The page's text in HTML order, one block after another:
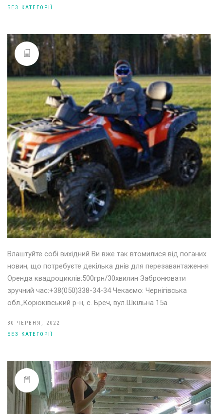
БЕЗ КАТЕГОРІЇ
Влаштуйте собі вихідний Ви вже так втомилися від поганих
новин, що потребуєте декілька днів для перезавантаження
Оренда квадроциклів:500грн/30хвилин Забронювати
зручний час:+38(050)338-34-34 Чекаємо: Чернігівська
обл.,Корюківський р-н, с. Бреч, вул.Шкільна 15а
30 ЧЕРВНЯ, 2022
БЕЗ КАТЕГОРІЇ